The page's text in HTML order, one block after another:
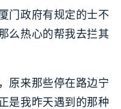
门政府有规定的士不
么热心的帮我去拦其
原来那些停在路边宁
是我昨天遇到的那种